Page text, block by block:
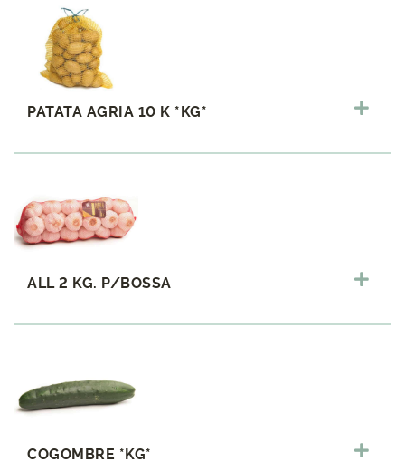
PATATA AGRIA 10 K *KG*
ALL 2 KG. P/BOSSA
COGOMBRE *KG*